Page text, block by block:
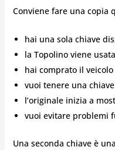
Conviene fare una copia
hai una sola chiave
la Topolino viene
hai comprato il veicolo
vuoi tenere una
l’originale inizia a
vuoi evitare problemi
Una seconda chiave è